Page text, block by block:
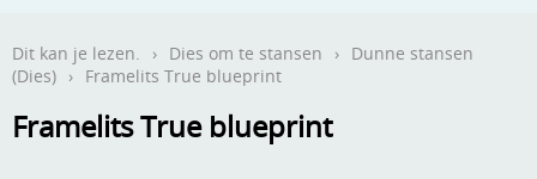
Contact
Webwinkel
Dit kan je lezen. › Dies om te stansen › Dunne stansen
(Dies) › Framelits True blueprint
Framelits True blueprint